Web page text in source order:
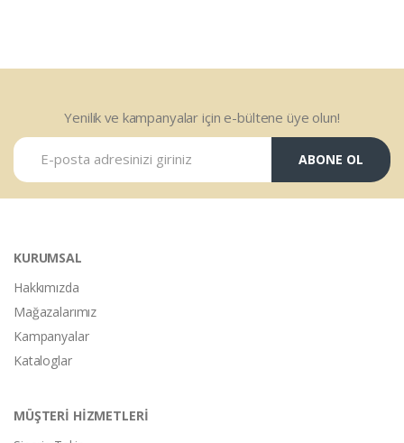
Yenilik ve kampanyalar için e-bültene üye olun!
ABONE OL
KURUMSAL
Hakkımızda
Mağazalarımız
Kampanyalar
Kataloglar
MÜŞTERİ HİZMETLERİ